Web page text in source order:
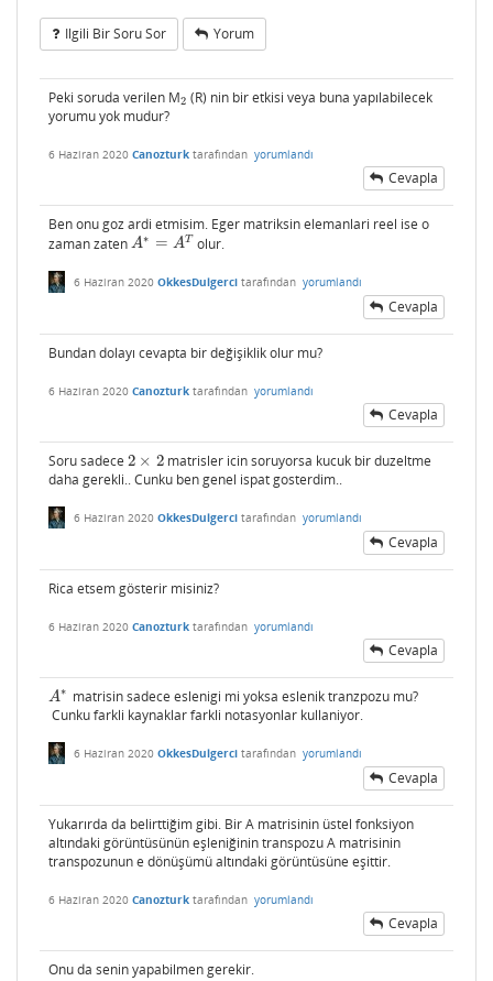
Ilgili Bir Soru Sor Yorum
Peki soruda verilen M2
2 (R) nin bir etkisi veya buna yapılabilecek
yorumu yok mudur?
6 Haziran 2020 Canozturk tarafından yorumlandı
Cevapla
Ben onu goz ardi etmisim. Eger matriksin elemanlari reel ise o
zaman zaten A∗ = AT
A∗ =A T olur.
6 Haziran 2020 OkkesDulgerci tarafından yorumlandı
Cevapla
Bundan dolayı cevapta bir değişiklik olur mu?
6 Haziran 2020 Canozturk tarafından yorumlandı
Cevapla
Soru sadece 2 × 2
2 ×2
matrisler icin soruyorsa kucuk bir duzeltme
daha gerekli.. Cunku ben genel ispat gosterdim..
6 Haziran 2020 OkkesDulgerci tarafından yorumlandı
Cevapla
Rica etsem gösterir misiniz?
6 Haziran 2020 Canozturk tarafından yorumlandı
Cevapla
A∗
A∗ matrisin sadece eslenigi mi yoksa eslenik tranzpozu mu?
Cunku farkli kaynaklar farkli notasyonlar kullaniyor.
6 Haziran 2020 OkkesDulgerci tarafından yorumlandı
Cevapla
Yukarırda da belirttiğim gibi. Bir A matrisinin üstel fonksiyon
altındaki görüntüsünün eşleniğinin transpozu A matrisinin
transpozunun e dönüşümü altındaki görüntüsüne eşittir.
6 Haziran 2020 Canozturk tarafından yorumlandı
Cevapla
Onu da senin yapabilmen gerekir.